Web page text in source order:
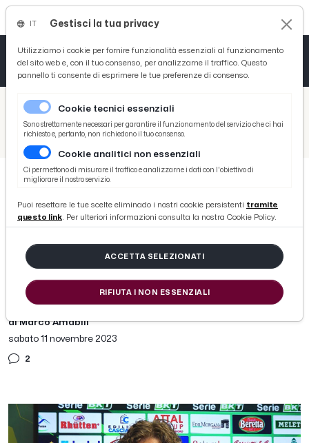
/ Picenotime
/ Ascoli Time
Ascoli-Como 0-1, la voce di Di Tacchio in zona mista: “Bisogna restare uniti, questo gruppo ha valori”
Ascoli-Como 0-1, la voce di Di
Tacchio in zona mista: “Bisogna
restare uniti, questo gruppo ha
valori”
di Marco Amabili
sabato 11 novembre 2023
2
Gestisci la tua privacy
Utilizziamo i cookie per fornire funzionalità essenziali al funzionamento
del sito web e, con il tuo consenso, per analizzarne il traffico. Questo
pannello ti consente di esprimere le tue preferenze di consenso.
Cookie tecnici essenziali
Sono strettamente necessari per garantire il funzionamento del servizio che ci hai
richiesto e, pertanto, non richiedono il tuo consenso.
Cookie analitici non essenziali
Ci permettono di misurare il traffico e analizzarne i dati con l'obiettivo di
migliorare il nostro servizio.
Puoi resettare le tue scelte eliminado i nostri cookie persistenti tramite
questo link. Per ulteriori informazioni consulta la nostra Cookie Policy.
ACCETTA SELEZIONATI
RIFIUTA I NON ESSENZIALI
Tutto News
Tutto Sport
Basket
Ciclismo
Tutto Curiosità